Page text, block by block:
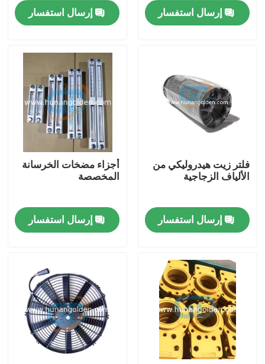
بيت
معلومات عنا
جولة في المعمل
رقابة جودة
اتصل بنا
اطلب اقتباس
قطع غيار مضخة الخرسانة
أنبوب توصيل مضخة الخرسانة
إرسال استفسار
إرسال استفسار
فلتر زيت هيدروليكي من
الألياف الزجاجية
إرسال استفسار
أجزاء مضخات الخرسانة
المخصصة
إرسال استفسار